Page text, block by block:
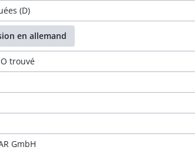
(D)
en allemand
trouvé
GmbH